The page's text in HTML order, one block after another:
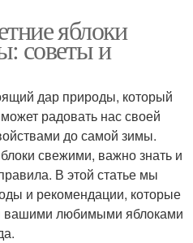
яблоки
советы и
дар природы, который
радовать нас своей
до самой зимы.
свежими, важно знать и
В этой статье мы
и рекомендации, которые
вашими любимыми яблоками